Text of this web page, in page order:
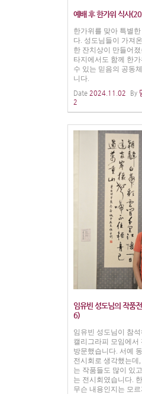
예배 후 한가위 식사
한가위를 맞아 특별한
다. 성도님들이 가져
한 잔치상이 만들어
타지에서도 함께 한
수 있는 믿음의 공동
니다.
Date 2024.11.02 By
2
임유빈 성도님의 작품
6)
임유빈 성도님이 참
캘리그라피 모임에서
방문했습니다. 서예
전시회로 생각했는데
는 작품들도 많이 있
는 전시회였습니다.
무슨 내용인지는 모르